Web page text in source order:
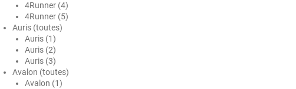
Fiat
Fisker
Ford
Foton
4Runner (4)
4Runner (5)
Auris (toutes)
Auris (1)
Auris (2)
Auris (3)
Avalon (toutes)
Avalon (1)